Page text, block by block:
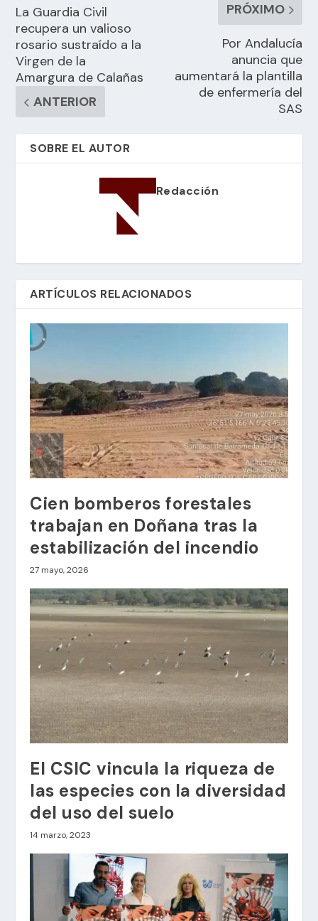
La Guardia Civil
recupera un valioso
rosario sustraído a la
Virgen de la
Amargura de Calañas
ANTERIOR
PRÓXIMO
Por Andalucía
anuncia que
aumentará la plantilla
de enfermería del
SAS
SOBRE EL AUTOR
Redacción
ARTÍCULOS RELACIONADOS
Cien bomberos forestales
trabajan en Doñana tras la
estabilización del incendio
27 mayo, 2026
El CSIC vincula la riqueza de
las especies con la diversidad
del uso del suelo
14 marzo, 2023